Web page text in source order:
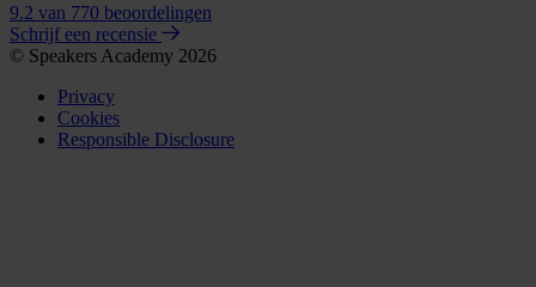
9.2 van 770 beoordelingen
Schrijf een recensie
© Speakers Academy 2026
Privacy
Cookies
Responsible Disclosure